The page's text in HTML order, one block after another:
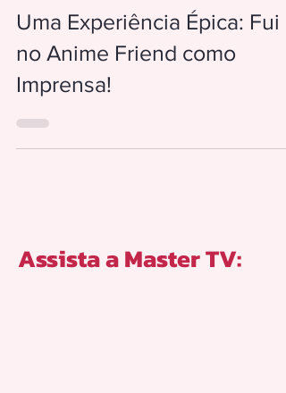
Uma Experiência Épica: Fui
no Anime Friend como
Imprensa!